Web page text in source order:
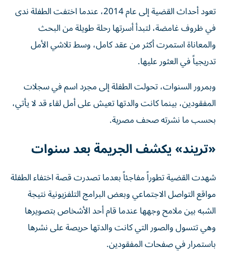
تعود أحداث القضية إلى عام 2014، عندما اختفت الطفلة ندى
في ظروف غامضة، لتبدأ أسرتها رحلة طويلة من البحث
والمعاناة استمرت أكثر من عقد كامل، وسط تلاشي الأمل
تدريجياً في العثور عليها.
وبمرور السنوات، تحولت الطفلة إلى مجرد اسم في سجلات
المفقودين، بينما كانت والدتها تعيش على أمل لقاء قد لا يأتي،
بحسب ما نشرته صحف مصرية.
«تريند» يكشف الجريمة بعد سنوات
شهدت القضية تطوراً مفاجئاً بعدما تصدرت قصة اختفاء الطفلة
مواقع التواصل الاجتماعي وبعض البرامج التلفزيونية نتيجة
الشبه بين ملامح وجهها عندما قام أحد الأشخاص بتصويرها
وهي تتسول والصور التي كانت والدتها حريصة على نشرها
باستمرار في صفحات المفقودين.